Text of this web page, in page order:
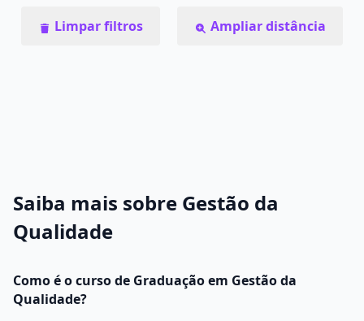
Limpar filtros
Ampliar distância
Saiba mais sobre Gestão da
Qualidade
Como é o curso de Graduação em Gestão da
Qualidade?